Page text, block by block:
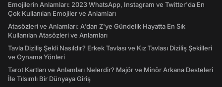
Emojilerin Anlamları: 2023 WhatsApp, Instagram ve Twitter'da En
Çok Kullanılan Emojiler ve Anlamları
Atasözleri ve Anlamları: A'dan Z'ye Gündelik Hayatta En Sık
Kullanılan Atasözleri ve Anlamları
Tavla Diziliş Şekli Nasıldır? Erkek Tavlası ve Kız Tavlası Diziliş Şekilleri
ve Oynama Yönleri
Tarot Kartları ve Anlamları Nelerdir? Majör ve Minör Arkana Desteleri
İle Tılsımlı Bir Dünyaya Giriş